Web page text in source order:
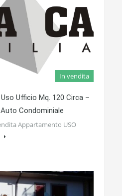
In vendita
Ufficio Mq. 120 Circa –
Condominiale
Appartamento USO